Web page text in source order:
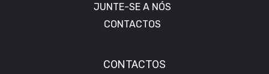
JUNTE-SE A NÓS
CONTACTOS
CONTACTOS